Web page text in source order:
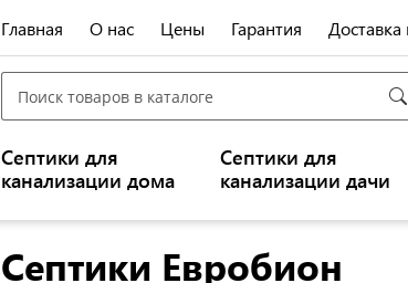
Главная О нас Цены Гарантия Доставка
Септики для
канализации дома
Септики для
канализации дачи
Септики Евробион